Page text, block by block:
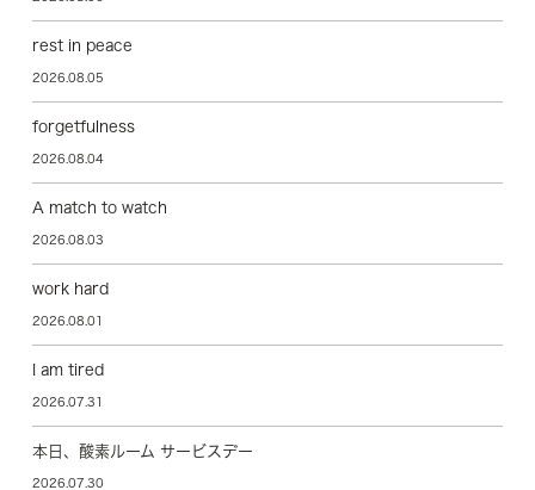
rest in peace
2026.08.05
forgetfulness
2026.08.04
A match to watch
2026.08.03
work hard
2026.08.01
I am tired
2026.07.31
本日、酸素ルーム サービスデー
2026.07.30